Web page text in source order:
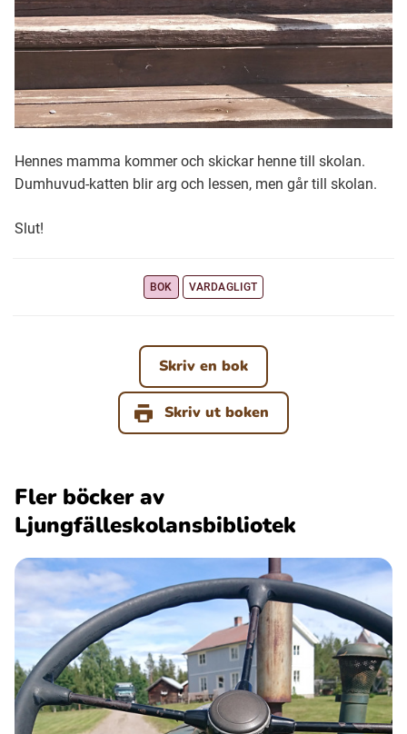
Hennes mamma kommer och skickar henne till skolan.
Dumhuvud-katten blir arg och lessen, men går till skolan.
Slut!
BOK VARDAGLIGT
Skriv en bok
Skriv ut boken
Fler böcker av
Ljungfälleskolansbibliotek